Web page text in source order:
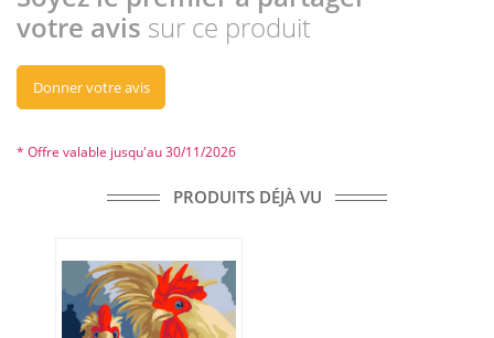
votre avis sur ce produit
Donner votre avis
* Offre valable jusqu'au 30/11/2026
PRODUITS DÉJÀ VU